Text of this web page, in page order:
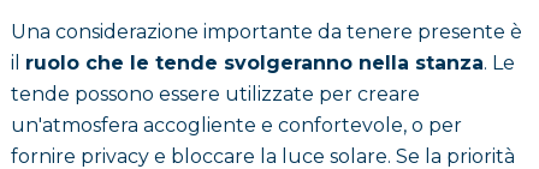
Una considerazione importante da tenere presente è
il ruolo che le tende svolgeranno nella stanza. Le
tende possono essere utilizzate per creare
un'atmosfera accogliente e confortevole, o per
fornire privacy e bloccare la luce solare. Se la priorità